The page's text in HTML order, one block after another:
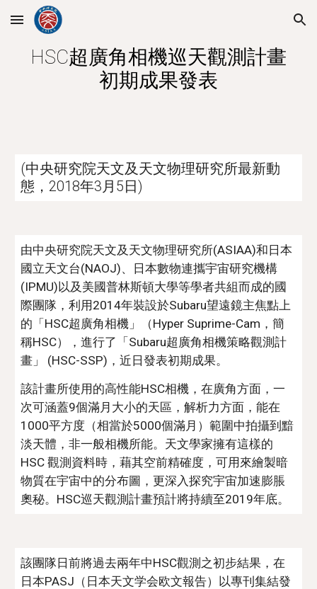
Skip to main content Skip to navigation
HSC超廣角相機巡天觀測計畫
初期成果發表
(中央研究院天文及天文物理研究所最新動
態，2018年3月5日)
由中央研究院天文及天文物理研究所(ASIAA)和日本
國立天文台(NAOJ)、日本數物連攜宇宙研究機構
(IPMU)以及美國普林斯頓大學等學者共組而成的國
際團隊，利用2014年裝設於Subaru望遠鏡主焦點上
的「HSC超廣角相機」（Hyper Suprime-Cam，簡
稱HSC），進行了「Subaru超廣角相機策略觀測計
畫」 (HSC-SSP)，近日發表初期成果。
該計畫所使用的高性能HSC相機，在廣角方面，一
次可涵蓋9個滿月大小的天區，解析力方面，能在
1000平方度（相當於5000個滿月）範圍中拍攝到黯
淡天體，非一般相機所能。天文學家擁有這樣的
HSC 觀測資料時，藉其空前精確度，可用來繪製暗
物質在宇宙中的分布圖，更深入探究宇宙加速膨脹
奧秘。HSC巡天觀測計畫預計將持續至2019年底。
該團隊日前將過去兩年中HSC觀測之初步結果，在
日本PASJ（日本天文学会欧文報告）以專刊集結發